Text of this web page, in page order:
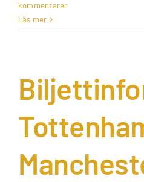
kommentarer
Läs mer